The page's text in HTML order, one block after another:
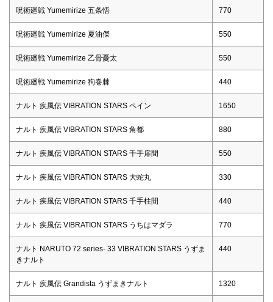
呪術廻戦 Yumemirize 五条悟 770
呪術廻戦 Yumemirize 夏油傑 550
呪術廻戦 Yumemirize 乙骨憂太 550
呪術廻戦 Yumemirize 狗巻棘 440
ナルト 疾風伝 VIBRATION STARS ペイン 1650
ナルト 疾風伝 VIBRATION STARS 角都 880
ナルト 疾風伝 VIBRATION STARS 千手扉間 550
ナルト 疾風伝 VIBRATION STARS 大蛇丸 330
ナルト 疾風伝 VIBRATION STARS 千手柱間 440
ナルト 疾風伝 VIBRATION STARS うちはマダラ 770
ナルト NARUTO 72 series- 33 VIBRATION STARS うずま
きナルト
440
ナルト 疾風伝 Grandista うずまきナルト 1320